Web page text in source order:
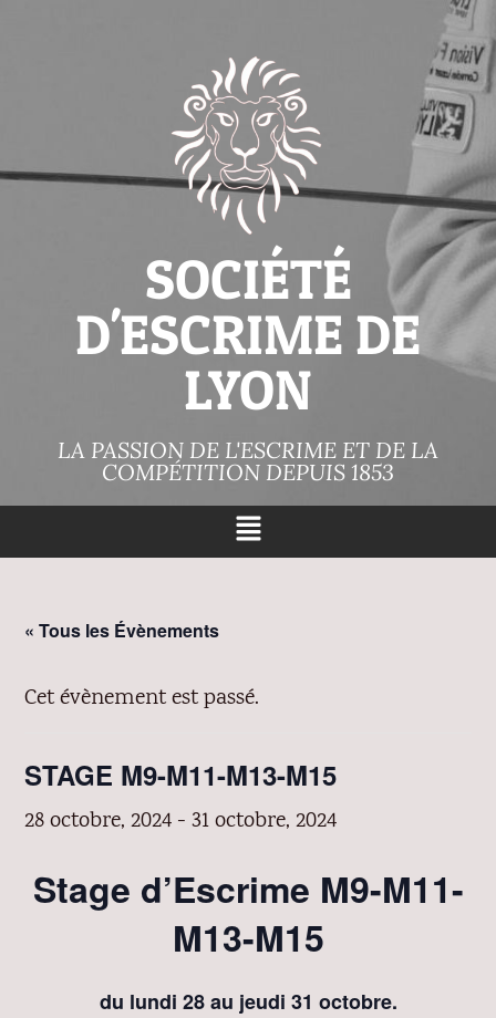
SOCIÉTÉ
D'ESCRIME DE
LYON
LA PASSION DE L'ESCRIME ET DE LA
COMPÉTITION DEPUIS 1853
« Tous les Évènements
Cet évènement est passé.
STAGE M9-M11-M13-M15
28 octobre, 2024 -31 octobre, 2024
Stage d’Escrime M9-M11-
M13-M15
du lundi 28 au jeudi 31 octobre.